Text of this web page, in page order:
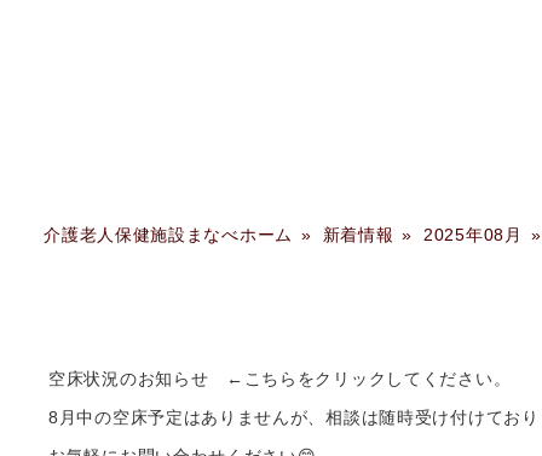
介護老人保健施設まなべホーム » 新着情報 » 2025年08月 »
空床状況のお知らせ ←こちらをクリックしてください。
8月中の空床予定はありませんが、相談は随時受け付けてお